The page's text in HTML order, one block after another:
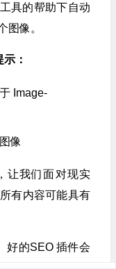
具的帮助下自动
图像。
：
Image-
像
让我们面对现实
有内容可能具有
好的SEO 插件会